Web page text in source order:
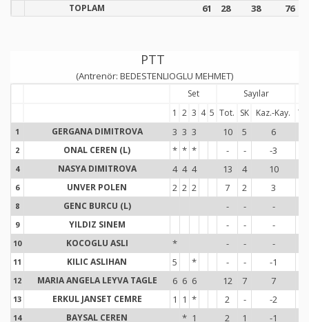
TOPLAM 61 28 38 76
PTT
(Antrenör: BEDESTENLIOGLU MEHMET)
Set
Sayılar
1 2 3 4 5 Tot. SK Kaz.-Kay.
1 GERGANA DIMITROVA 3 3 3 10 5 6
2 ONAL CEREN (L) * * * - - -3
4 NASYA DIMITROVA 4 4 4 13 4 10
6 UNVER POLEN 2 2 2 7 2 3
8 GENC BURCU (L) - - -
9 YILDIZ SINEM - - -
10 KOCOGLU ASLI * - - -
11 KILIC ASLIHAN 5 * - - -1
12 MARIA ANGELA LEYVA TAGLE 6 6 6 12 7 7
13 ERKUL JANSET CEMRE 1 1 * 2 - -2
14 BAYSAL CEREN * 1 2 1 -1